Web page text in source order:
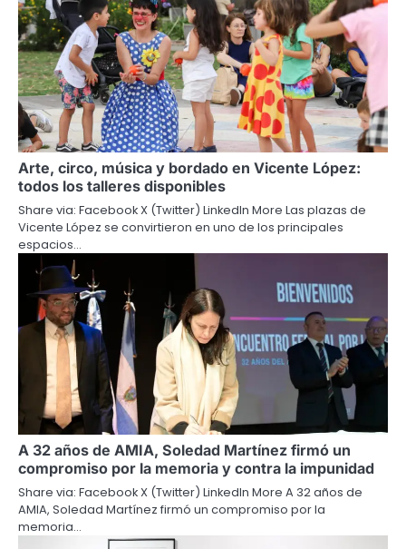
Arte, circo, música y bordado en Vicente López:
todos los talleres disponibles
Share via: Facebook X (Twitter) LinkedIn More Las plazas de
Vicente López se convirtieron en uno de los principales
espacios…
A 32 años de AMIA, Soledad Martínez firmó un
compromiso por la memoria y contra la impunidad
Share via: Facebook X (Twitter) LinkedIn More A 32 años de
AMIA, Soledad Martínez firmó un compromiso por la
memoria…